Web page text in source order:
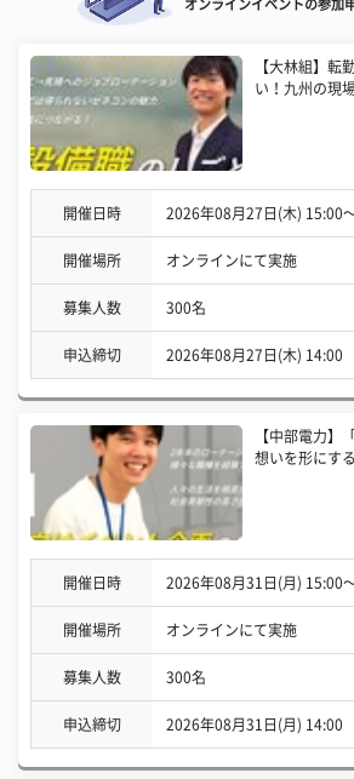
オンラインイベントの参加
【大林組】転
い！九州の現
開催日時 2026年08月27日(木) 15:00
開催場所 オンラインにて実施
募集人数 300名
申込締切 2026年08月27日(木) 14:00
【中部電力】
想いを形にす
開催日時 2026年08月31日(月) 15:00
開催場所 オンラインにて実施
募集人数 300名
申込締切 2026年08月31日(月) 14:00